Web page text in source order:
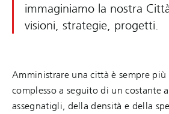
immaginiamo la nostra
visioni, strategie, progetti.
Amministrare una città è sempre
complesso a seguito di un costante
assegnatigli, della densità e della